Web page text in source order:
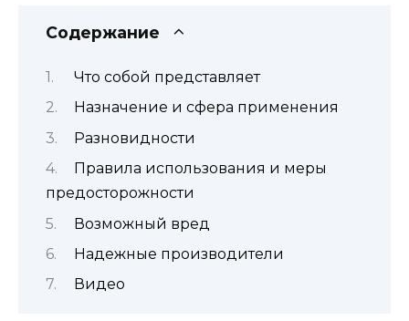
Содержание
Что собой представляет
Назначение и сфера применения
Разновидности
Правила использования и меры
предосторожности
Возможный вред
Надежные производители
Видео